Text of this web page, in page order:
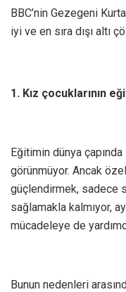
BBC’nin Gezegeni
iyi ve en sıra dışı altı
1. Kız çocuklarının
Eğitimin dünya
görünmüyor. Ancak
güçlendirmek, sadece
sağlamakla kalmıyor,
mücadeleye de
Bunun nedenleri